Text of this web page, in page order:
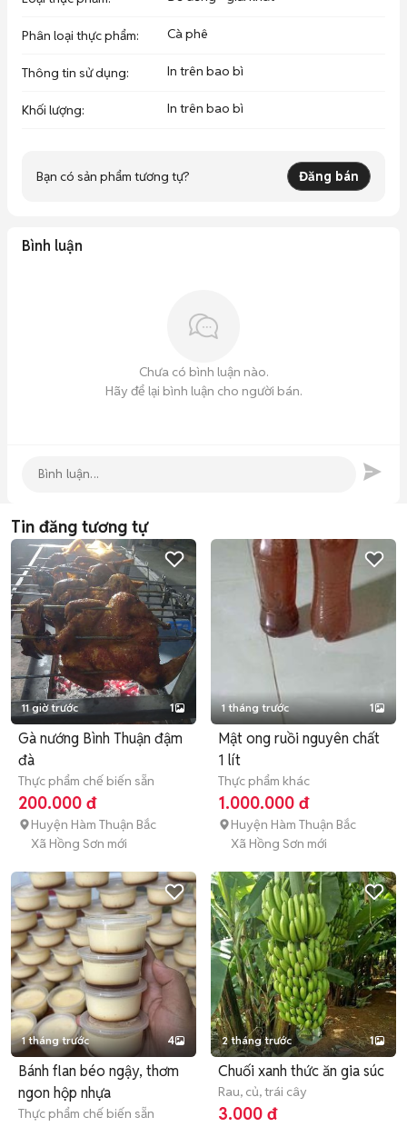
Phân loại thực phẩm: Cà phê
Thông tin sử dụng: In trên bao bì
Khối lượng: In trên bao bì
Bạn có sản phẩm tương tự? Đăng bán
Bình luận
Chưa có bình luận nào.
Hãy để lại bình luận cho người bán.
Tin đăng tương tự
11 giờ trước 1
Gà nướng Bình Thuận đậm
đà
Thực phẩm chế biến sẵn
200.000 đ
Huyện Hàm Thuận Bắc
Xã Hồng Sơn mới
1 tháng trước 1
Mật ong ruồi nguyên chất
1 lít
Thực phẩm khác
1.000.000 đ
Huyện Hàm Thuận Bắc
Xã Hồng Sơn mới
1 tháng trước 4
Bánh flan béo ngậy, thơm
ngon hộp nhựa
Thực phẩm chế biến sẵn
2 tháng trước 1
Chuối xanh thức ăn gia súc
Rau, củ, trái cây
3.000 đ